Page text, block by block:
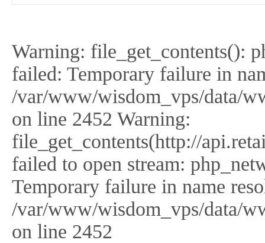
Warning: file_get_contents():
failed: Temporary failure in
/var/www/wisdom_vps/data/
on line 2452 Warning:
file_get_contents(http://
failed to open stream:
Temporary failure in name
/var/www/wisdom_vps/data/
on line 2452